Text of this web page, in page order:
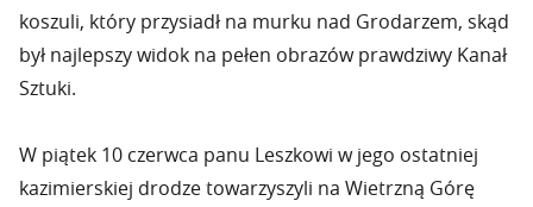
koszuli, który przysiadł na murku nad Grodarzem, skąd
był najlepszy widok na pełen obrazów prawdziwy Kanał
Sztuki.
W piątek 10 czerwca panu Leszkowi w jego ostatniej
kazimierskiej drodze towarzyszyli na Wietrzną Górę